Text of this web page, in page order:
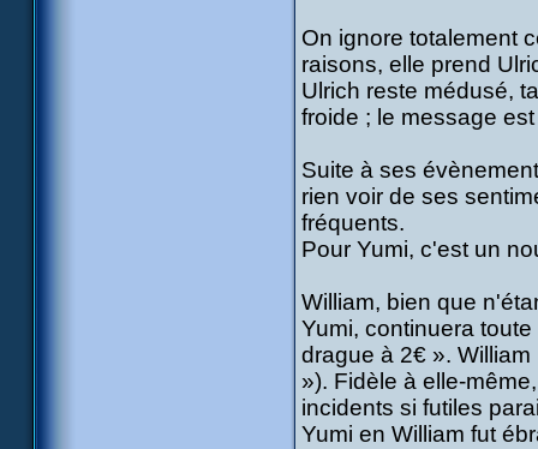
On ignore totalement
raisons, elle prend
Ulrich reste médusé,
froide ; le message
Suite à ses
rien voir de ses
fréquents.
Pour Yumi, c'est un
William, bien que
Yumi, continuera
drague à 2€ ».
»). Fidèle à elle-
incidents si futiles
Yumi en William fut